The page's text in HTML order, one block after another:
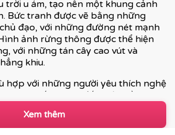
trời u ám, tạo nên một khung cảnh
Bức tranh được vẽ bằng những
đạo, với những đường nét mạnh
ảnh rừng thông được thể hiện
với những tán cây cao vút và
khiu.
hợp với những người yêu thích nghệ
muốn mang đến một bầu
tượng cho không gian của mình.
Xem thêm